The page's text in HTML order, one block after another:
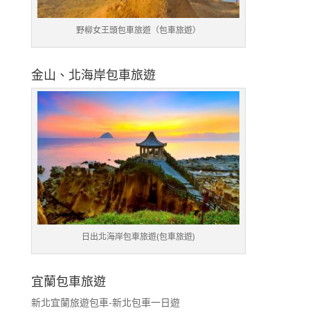
野柳女王頭包車旅遊（包車旅遊）
金山、北海岸包車旅遊
日出北海岸包車旅遊(包車旅遊)
宜蘭包車旅遊
新北宜蘭旅遊包車-新北包車一日遊